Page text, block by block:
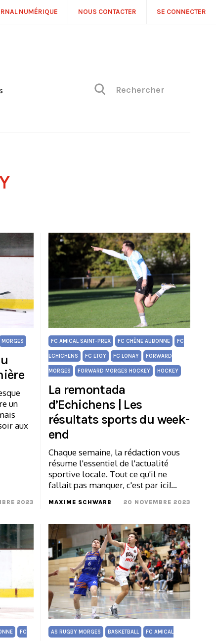
NUMÉRIQUE NOUS CONTACTER SE CONNECTER
MORGES
un
aux
2023
FC AMICAL SAINT-PREX FC CHÊNE AUBONNE FC
ECHICHENS FC ETOY FC LONAY FORWARD
MORGES FORWARD MORGES HOCKEY HOCKEY
La remontada
d’Echichens | Les
résultats sports du week-
end
Chaque semaine, la rédaction vous
résume l'essentiel de l'actualité
sportive locale. Tout ce qu'il ne
fallait pas manquer, c'est par ici!…
MAXIME SCHWARB 20 NOVEMBRE 2023
FC AS RUGBY MORGES BASKETBALL FC AMICAL